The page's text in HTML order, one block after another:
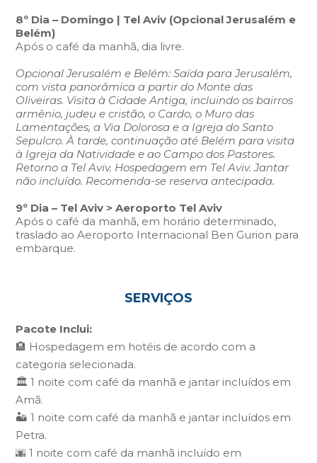
8º Dia – Domingo | Tel Aviv (Opcional Jerusalém e
Belém)
Após o café da manhã, dia livre.
Opcional Jerusalém e Belém: Saída para Jerusalém,
com vista panorâmica a partir do Monte das
Oliveiras. Visita à Cidade Antiga, incluindo os bairros
armênio, judeu e cristão, o Cardo, o Muro das
Lamentações, a Via Dolorosa e a Igreja do Santo
Sepulcro. À tarde, continuação até Belém para visita
à Igreja da Natividade e ao Campo dos Pastores.
Retorno a Tel Aviv. Hospedagem em Tel Aviv. Jantar
não incluído. Recomenda-se reserva antecipada.
9º Dia – Tel Aviv > Aeroporto Tel Aviv
Após o café da manhã, em horário determinado,
traslado ao Aeroporto Internacional Ben Gurion para
embarque.
SERVIÇOS
Pacote Inclui:
🏨 Hospedagem em hotéis de acordo com a
categoria selecionada.
🏛️ 1 noite com café da manhã e jantar incluídos em
Amã.
🏜️ 1 noite com café da manhã e jantar incluídos em
Petra.
🌆 1 noite com café da manhã incluído em